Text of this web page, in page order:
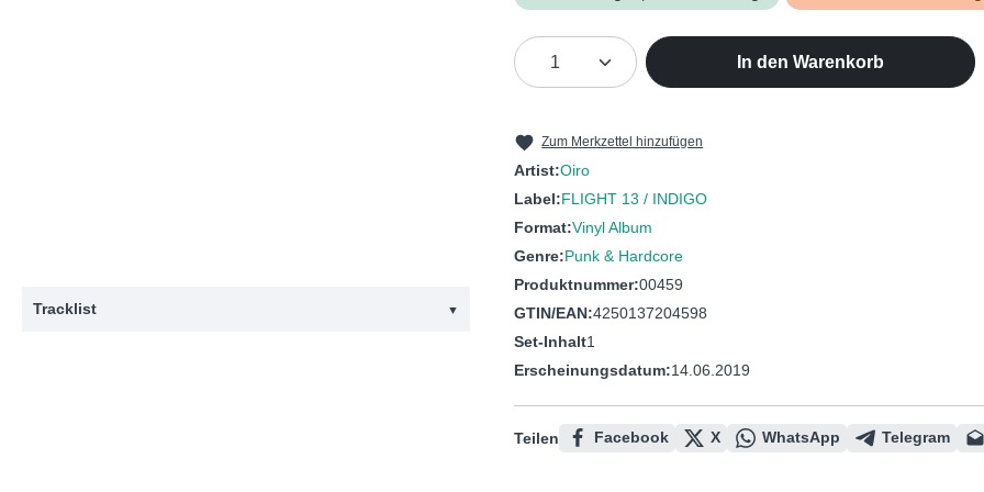
Tracklist ▼
Produkt Anzahl: Gib den gewünschten
In den Warenkorb
Zum Merkzettel hinzufügen
Artist:Oiro
Label:FLIGHT 13 / INDIGO
Format:Vinyl Album
Genre:Punk & Hardcore
Produktnummer:00459
GTIN/EAN:4250137204598
Set-Inhalt1
Erscheinungsdatum:14.06.2019
Teilen Facebook X WhatsApp Telegram